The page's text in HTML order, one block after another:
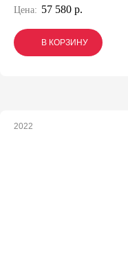
Цена: 57 580 р.
В КОРЗИНУ
В КОРЗИНУ
В КОРЗИНУ
2022